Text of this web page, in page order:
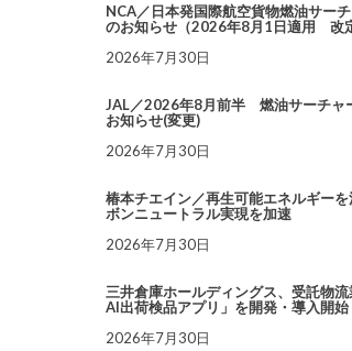
NCA／日本発国際航空貨物燃油サー
のお知らせ（2026年8月1日適用 改
2026年7月30日
JAL／2026年8月前半 燃油サーチャ
お知らせ(変更)
2026年7月30日
椿本チエイン／再生可能エネルギー
ボンニュートラル実現を加速
2026年7月30日
三井倉庫ホールディングス、受託物
AI出荷検品アプリ」を開発・導入開始
2026年7月30日